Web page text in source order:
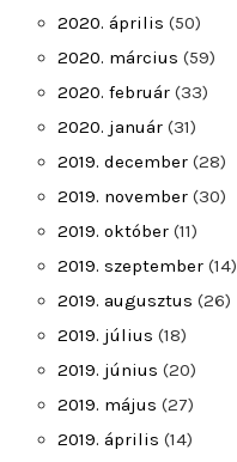
2020. április (50)
2020. március (59)
2020. február (33)
2020. január (31)
2019. december (28)
2019. november (30)
2019. október (11)
2019. szeptember (14)
2019. augusztus (26)
2019. július (18)
2019. június (20)
2019. május (27)
2019. április (14)